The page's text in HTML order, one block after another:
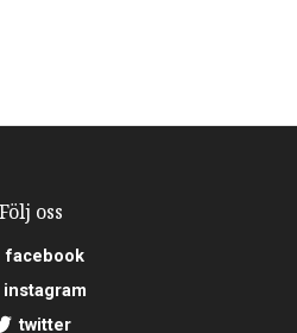
Följ oss
facebook
instagram
twitter